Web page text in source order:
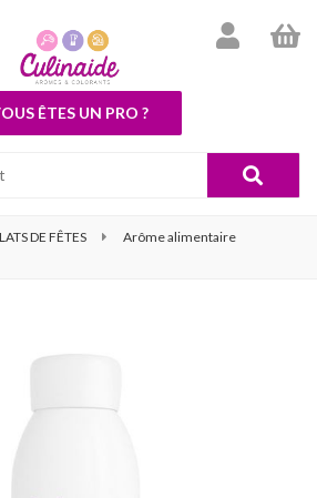
ÊTES UN PRO ?
DE FÊTES
Arôme alimentaire